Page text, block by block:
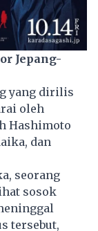
Jepang-
yang dirilis
oleh
Hashimoto
, dan
seorang
sosok
tersebut,